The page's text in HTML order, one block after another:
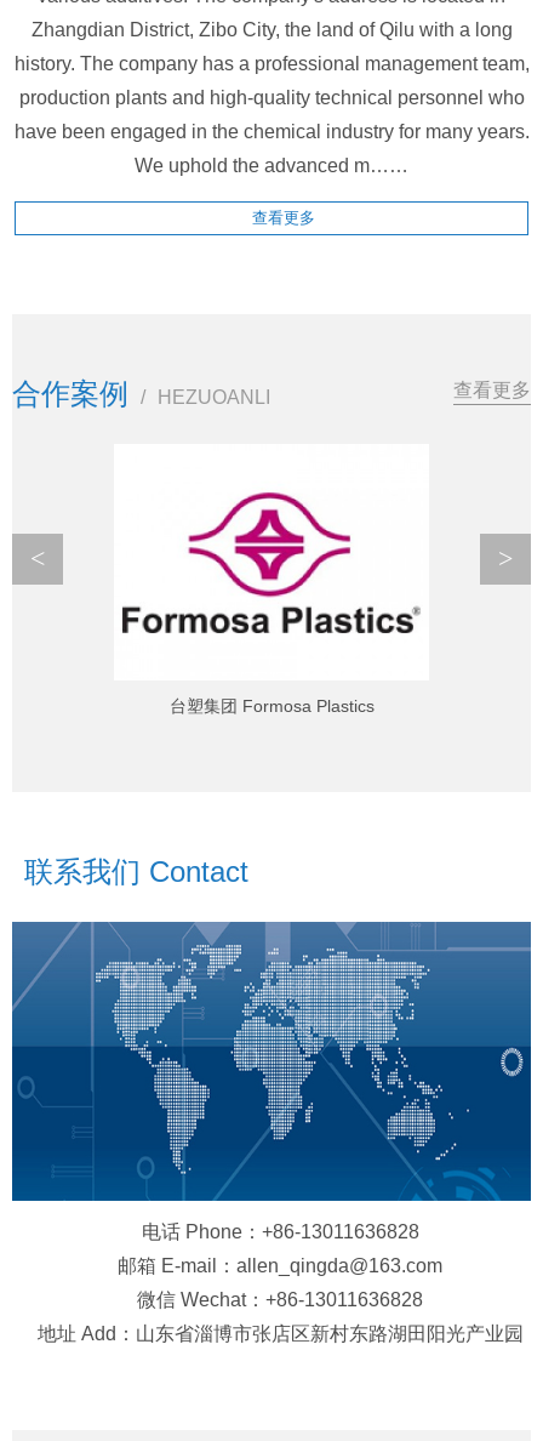
Zhangdian District, Zibo City, the land of Qilu with a long
history. The company has a professional management team,
production plants and high-quality technical personnel who
have been engaged in the chemical industry for many years.
We uphold the advanced m……
查看更多
合作案例 / HEZUOANLI 查看更多
台塑集团 Formosa Plastics
< >
联系我们 Contact
电话 Phone：+86-13011636828
邮箱 E-mail：allen_qingda@163.com
微信 Wechat：+86-13011636828
地址 Add：山东省淄博市张店区新村东路湖田阳光产业园